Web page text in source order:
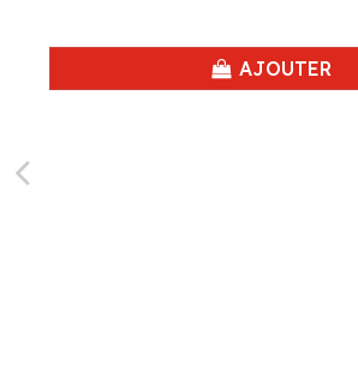
AJOUTER